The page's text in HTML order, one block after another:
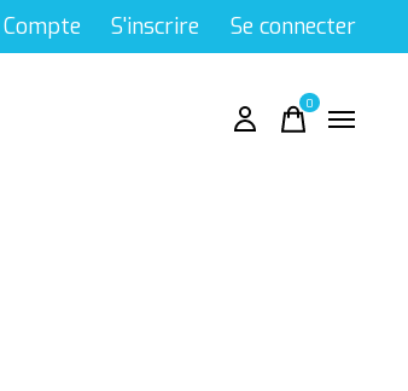
Compte S'inscrire Se connecter
0items